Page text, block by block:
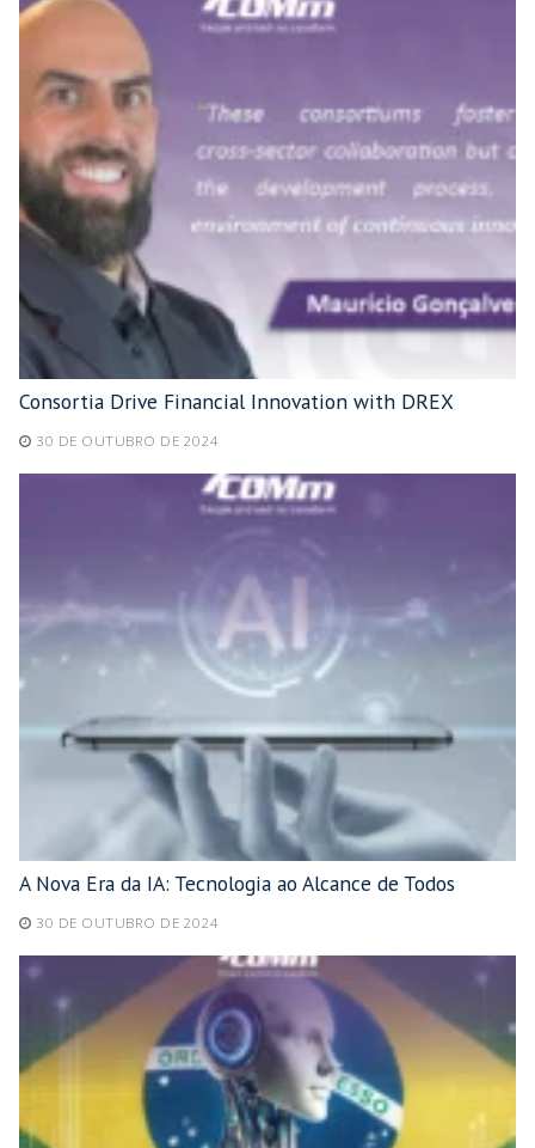
Consortia Drive Financial Innovation with DREX
30 DE OUTUBRO DE 2024
A Nova Era da IA: Tecnologia ao Alcance de Todos
30 DE OUTUBRO DE 2024